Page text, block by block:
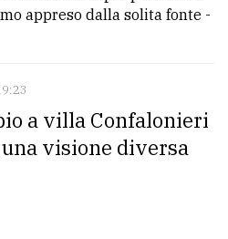
appreso dalla solita fonte -
a villa Confalonieri
una visione diversa